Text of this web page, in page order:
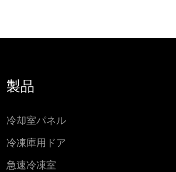
製品
冷却室パネル
冷凍庫用ドア
急速冷凍室